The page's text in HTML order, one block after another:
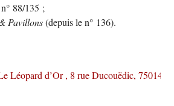
88/135 ;
Pavillons(depuis le n° 136).
Léopard d’Or , 8 rue Ducouëdic, 75014